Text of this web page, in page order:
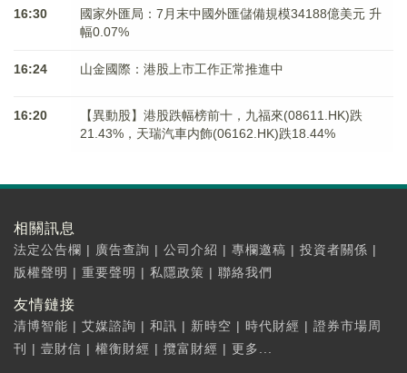
16:30
國家外匯局：7月末中國外匯儲備規模34188億美元 升
幅0.07%
16:24 山金國際：港股上市工作正常推進中
16:20
【異動股】港股跌幅榜前十，九福來(08611.HK)跌
21.43%，天瑞汽車内飾(06162.HK)跌18.44%
相關訊息
法定公告欄 | 廣告查詢 | 公司介紹 | 專欄邀稿 | 投資者關係 |
版權聲明 | 重要聲明 | 私隱政策 | 聯絡我們
友情鏈接
清博智能 | 艾媒諮詢 | 和訊 | 新時空 | 時代財經 | 證券市場周
刊
| 壹財信 | 權衡財經 | 攬富財經 | 更多...